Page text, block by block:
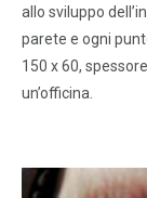
allo sviluppo
parete e ogni
150 x 60,
un’officina.